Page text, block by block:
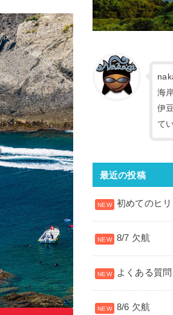
海
伊
て
最近の投稿
初めてのヒ
8/7 欠航
よくある質
8/6 欠航